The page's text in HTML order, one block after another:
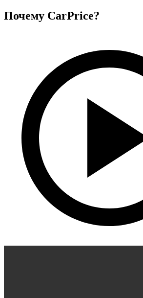
Почему CarPrice?